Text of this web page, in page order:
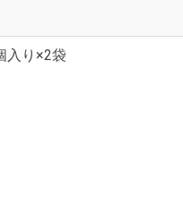
入り×2袋